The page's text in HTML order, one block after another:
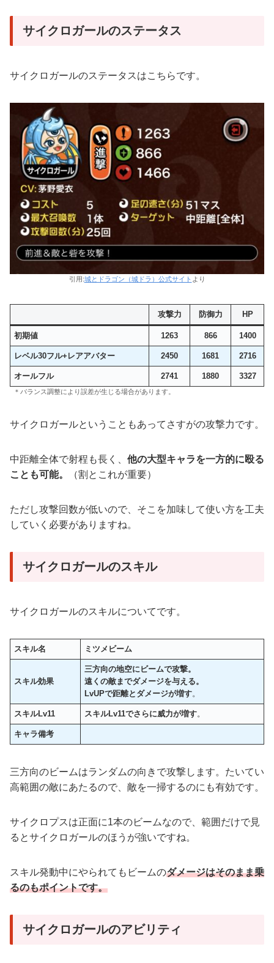
サイクロガールのステータス
サイクロガールのステータスはこちらです。
引用:城とドラゴン（城ドラ）公式サイト より
攻撃力 防御力 HP
初期値 1263 866 1400
レベル30フル+レアアバター 2450 1681 2716
オールフル 2741 1880 3327
＊バランス調整により誤差が生じる場合があります。
サイクロガールということもあってさすがの攻撃力です。
中距離全体で射程も長く、 他の大型キャラを一方的に殴る
ことも可能。
（割とこれが重要）
ただし攻撃回数が低いので、そこを加味して使い方を工夫
していく必要がありますね。
サイクロガールのスキル
サイクロガールのスキルについてです。
スキル名 ミツメビーム
スキル効果
三方向の地空にビームで攻撃。
遠くの敵までダメージを与える。
LvUPで距離とダメージが増す。
スキルLv11 スキルLv11でさらに威力が増す。
キャラ備考
三方向のビームはランダムの向きで攻撃します。たいてい
高範囲の敵にあたるので、敵を一掃するのにも有効です。
サイクロプスは正面に1本のビームなので、範囲だけで見
るとサイクロガールのほうが強いですね。
スキル発動中にやられてもビームのダメージはそのまま乗
るのもポイントです。
サイクロガールのアビリティ